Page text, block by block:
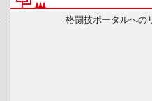
格闘技ポータルへの